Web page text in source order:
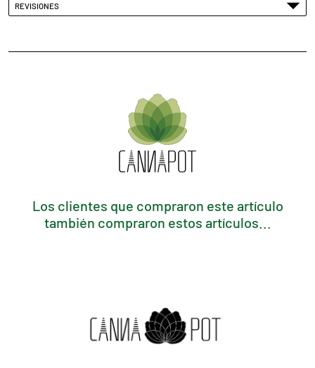
REVISIONES
Los clientes que compraron este artículo
también compraron estos artículos...